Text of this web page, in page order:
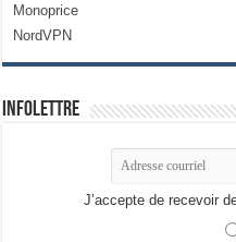
Monoprice
NordVPN
Infolettre
J’accepte de recevoir